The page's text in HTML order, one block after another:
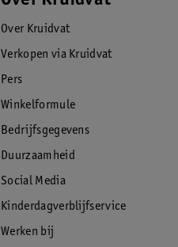
Over Kruidvat
Verkopen via Kruidvat
Pers
Winkelformule
Bedrijfsgegevens
Duurzaamheid
Social Media
Kinderdagverblijfservice
Werken bij